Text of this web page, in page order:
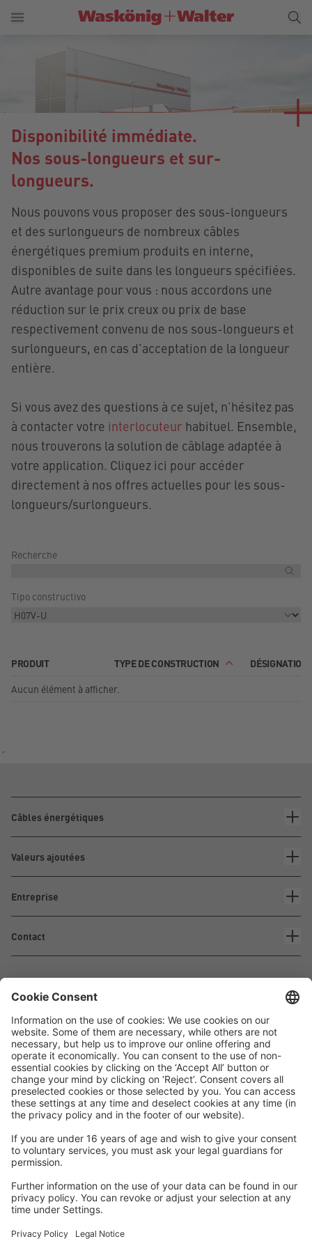
Disponibilité immédiate.
Nos sous-longueurs et sur-
longueurs.
Nous pouvons vous proposer des sous-longueurs
et des surlongueurs de nombreux câbles
énergétiques premium produits en interne,
disponibles de suite dans les longueurs spécifiées.
Autre avantage pour vous : nous accordons une
réduction sur le prix creux ou prix de base
respectivement convenu de nos sous-longueurs et
surlongueurs, en cas d’acceptation de la longueur
entière.
Si vous avez des questions à ce sujet, n’hésitez pas
à contacter votre interlocuteur habituel. Ensemble,
nous trouverons la solution de câblage adaptée à
votre application. Cliquez ici pour accéder
directement à nos offres actuelles pour les sous-
longueurs/surlongueurs.
Recherche
Tipo constructivo
PRODUIT TYPE DE CONSTRUCTION
DÉSIGNATION
Aucun élément à afficher.
´
Câbles énergétiques
Valeurs ajoutées
Entreprise
Contact
Waskönig+Walter
Kabel-Werk GmbH u. Co. KG
Ostermoorstraße 77
26683 Saterland
Téléphone +49 4498 88-0
Fax +49 4498 88-900
info[att]waskoenig.de